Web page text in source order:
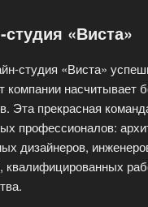
студия «Виста»
студия «Виста»
компании насчитывает
Эта прекрасная
профессионалов:
дизайнеров,
квалифицированных